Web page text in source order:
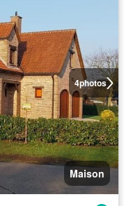
4photos
Maison